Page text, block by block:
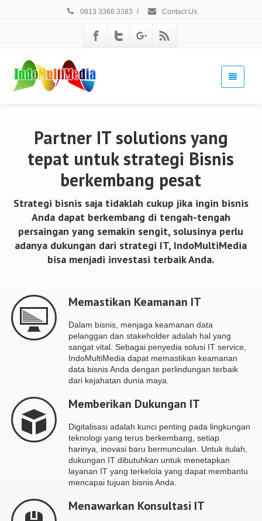
0813 3366 3383 / Contact Us
Partner IT solutions yang
tepat untuk strategi Bisnis
berkembang pesat
Strategi bisnis saja tidaklah cukup jika ingin bisnis
Anda dapat berkembang di tengah-tengah
persaingan yang semakin sengit, solusinya perlu
adanya dukungan dari strategi IT, IndoMultiMedia
bisa menjadi investasi terbaik Anda.
Memastikan Keamanan IT
Dalam bisnis, menjaga keamanan data
pelanggan dan stakeholder adalah hal yang
sangat vital. Sebagai penyedia solusi IT service,
IndoMultiMedia dapat memastikan keamanan
data bisnis Anda dengan perlindungan terbaik
dari kejahatan dunia maya.
Memberikan Dukungan IT
Digitalisasi adalah kunci penting pada lingkungan
teknologi yang terus berkembang, setiap
harinya, inovasi baru bermunculan. Untuk itulah,
dukungan IT dibutuhkan untuk menetapkan
layanan IT yang terkelola yang dapat membantu
mencapai tujuan bisnis Anda.
Menawarkan Konsultasi IT